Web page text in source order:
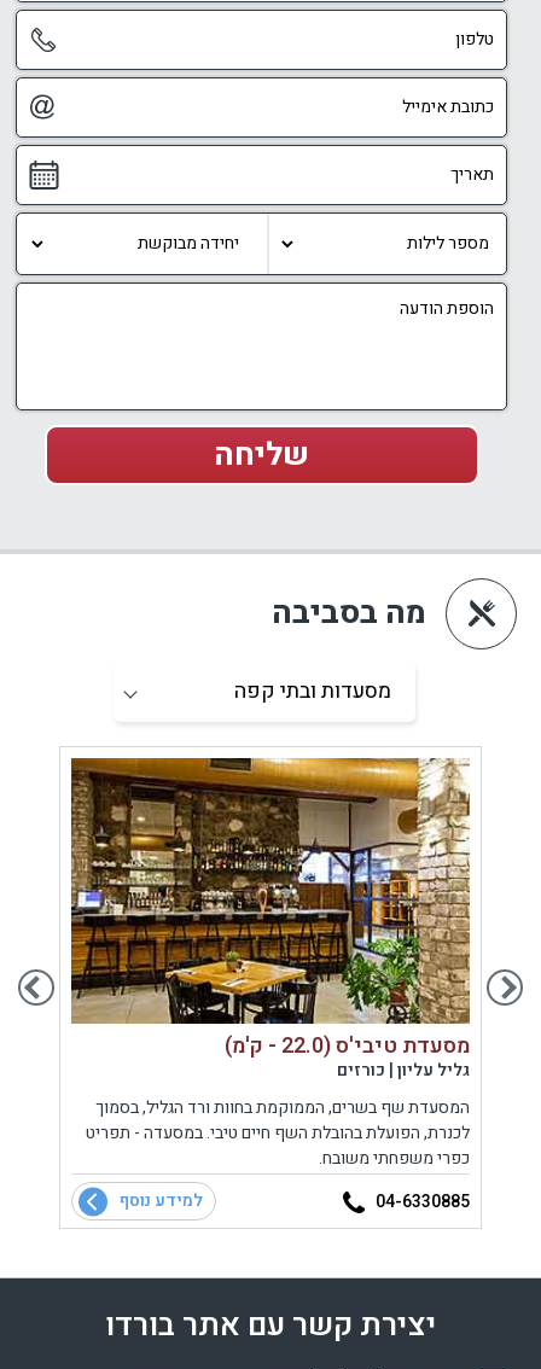
מה בסביבה
מסעדת טיבי'ס (22.0 - ק'מ)
גליל עליון | כורזים
המסעדת שף בשרים, הממוקמת בחוות ורד הגליל, בסמוך
לכנרת, הפועלת בהובלת השף חיים טיבי. במסעדה - תפריט
כפרי משפחתי משובח.
04-6330885
למידע נוסף
יצירת קשר עם אתר בורדו